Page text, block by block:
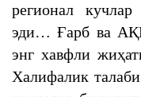
регионал кучлар
эди… Ғарб ва
энг хавфли
Халифалик